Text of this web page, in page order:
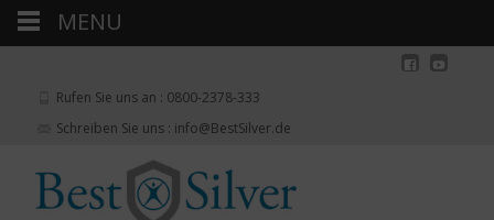
Rufen Sie uns an : 0800-2378-333
Schreiben Sie uns : info@BestSilver.de
MENU